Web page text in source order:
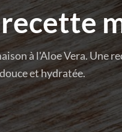
à l'Aloe Vera. Une
et hydratée.